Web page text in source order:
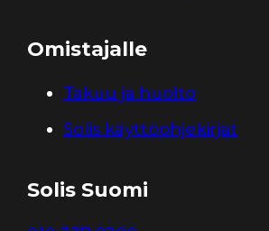
Omistajalle
Takuu ja huolto
Solis käyttöohjekirjat
Solis Suomi